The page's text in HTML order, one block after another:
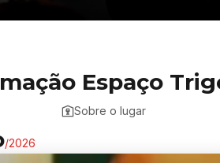
Espaço
Sobre o lugar
/2026